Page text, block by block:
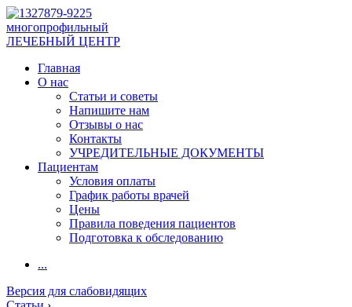
многопрофильный
ЛЕЧЕБНЫЙ ЦЕНТР
Главная
О нас
Статьи и советы
Напишите нам
Отзывы о нас
Контакты
УЧРЕДИТЕЛЬНЫЕ ДОКУМЕНТЫ
Пациентам
Условия оплаты
График работы врачей
Цены
Правила поведения пациентов
Подготовка к обследованию
...
Версия для слабовидящих